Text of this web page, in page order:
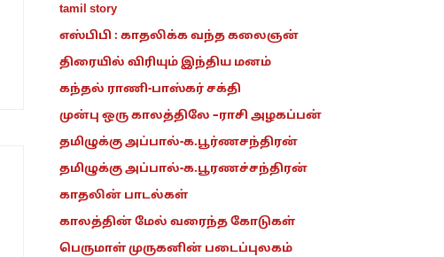
tamil story
எஸ்பிபி : காதலிக்க வந்த கலைஞன்
திரையில் விரியும் இந்திய மனம்
கந்தல் ராணி-பாஸ்கர் சக்தி
முன்பு ஒரு காலத்திலே –ராசி அழகப்பன்
தமிழுக்கு அப்பால்-க.பூர்ணசந்திரன்
தமிழுக்கு அப்பால்-க.பூரணச்சந்திரன்
காதலின் பாடல்கள்
காலத்தின் மேல் வரைந்த கோடுகள்
பெருமாள் முருகனின் படைப்புலகம்